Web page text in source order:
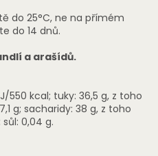
do 25°C, ne na přímém
do 14 dnů.
a arašídů.
550 kcal; tuky: 36,5 g, z toho
g; sacharidy: 38 g, z toho
sůl: 0,04 g.